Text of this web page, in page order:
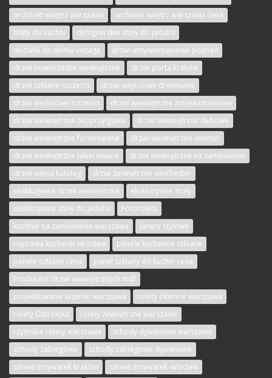
architekt wnętrz warszawa
architekt wnętrz warszawa cena
blaty do kuchni
designerskie stoły do jadalni
dodatki do domu vintage
drzwi antywłamaniowe poznań
drzwi nowoczesne wewnętrzne
drzwi porta kraków
drzwi szklane szczecin
drzwi wejściowe drewniane
drzwi wejściowe szczecin
drzwi wewnętrzne antywłamaniowe
drzwi wewnętrzne bezprzylgowe
drzwi wewnętrzne dębowe
drzwi wewnętrzne fornirowane
drzwi wewnętrzne intenso
drzwi wewnętrzne lakierowane
drzwi wewnętrzne na zamówienie
drzwi wikęd katalog
drzwi zewnętrzne winchester
ekskluzywne drzwi wewnętrzne
ekskluzywne stoły
ekskluzywne stoły do jadalni
Fotorolety
kuchnie na zamówienie warszawa
lampy stylowe
naprawa kuchenki wrocław
panele kuchenne szklane
panele szklane cena
panel szklany do kuchni cena
Producent drzwi wewnętrznych mdf
projektowanie łazienki warszawa
rolety okienne warszawa
rolety Ostrołęka
rolety zewnętrzne warszawa
rzymskie rolety warszawa
schody dywanowe warszawa
schody zabiegowe
schody zabiegowe dywanowe
serwis zmywarek kraków
serwis zmywarek wrocław